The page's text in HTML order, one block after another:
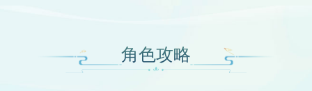
角色攻略